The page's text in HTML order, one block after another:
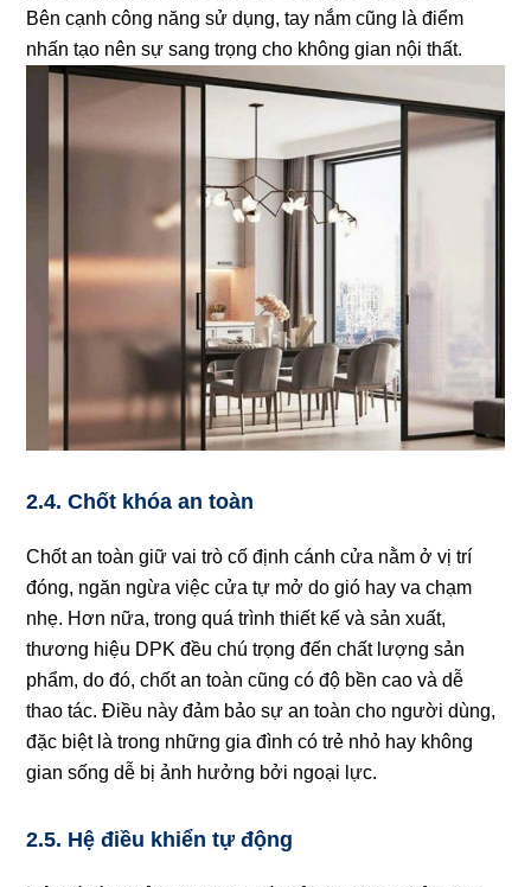
Bên cạnh công năng sử dụng, tay nắm cũng là điểm
nhấn tạo nên sự sang trọng cho không gian nội thất.
2.4. Chốt khóa an toàn
Chốt an toàn giữ vai trò cố định cánh cửa nằm ở vị trí
đóng, ngăn ngừa việc cửa tự mở do gió hay va chạm
nhẹ. Hơn nữa, trong quá trình thiết kế và sản xuất,
thương hiệu DPK đều chú trọng đến chất lượng sản
phẩm, do đó, chốt an toàn cũng có độ bền cao và dễ
thao tác. Điều này đảm bảo sự an toàn cho người dùng,
đặc biệt là trong những gia đình có trẻ nhỏ hay không
gian sống dễ bị ảnh hưởng bởi ngoại lực.
2.5. Hệ điều khiển tự động